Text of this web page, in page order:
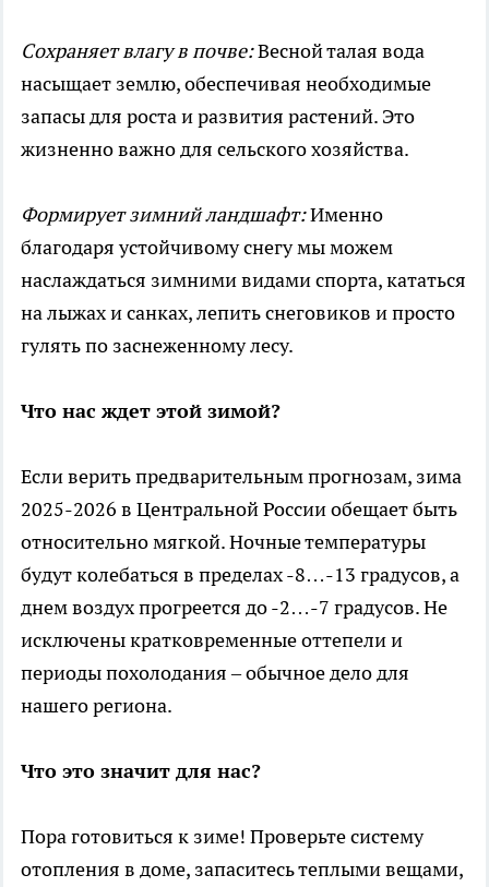
Сохраняет влагу в почве:Весной талая вода
насыщает землю, обеспечивая необходимые
запасы для роста и развития растений. Это
жизненно важно для сельского хозяйства.
Формирует зимний ландшафт:Именно
благодаря устойчивому снегу мы можем
наслаждаться зимними видами спорта, кататься
на лыжах и санках, лепить снеговиков и просто
гулять по заснеженному лесу.
Что нас ждет этой зимой?
Если верить предварительным прогнозам, зима
2025-2026 в Центральной России обещает быть
относительно мягкой. Ночные температуры
будут колебаться в пределах -8…-13 градусов, а
днем воздух прогреется до -2…-7 градусов. Не
исключены кратковременные оттепели и
периоды похолодания – обычное дело для
нашего региона.
Что это значит для нас?
Пора готовиться к зиме! Проверьте систему
отопления в доме, запаситесь теплыми вещами,